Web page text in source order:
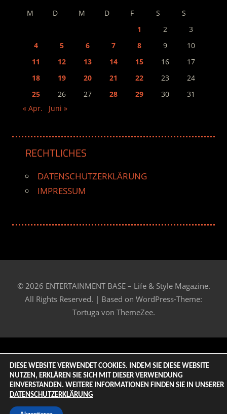
M D M D F S
S
1
2
3
4
5 6 7 8 9
10
11
12 13 14 15 16
17
18
19 20 21 22 23
24
25
26 27 28 29 30
31
« Apr.
Juni »
RECHTLICHES
DATENSCHUTZERKLÄRUNG
IMPRESSUM
© 2026 ENTERTAINMENT BASE – Life & Style Magazine.
All Rights Reserved. | Based on WordPress-Theme:
Tortuga von ThemeZee.
DIESE WEBSITE VERWENDET COOKIES. INDEM SIE DIESE WEBSITE
NUTZEN, ERKLÄREN SIE SICH MIT DIESER VERWENDUNG
EINVERSTANDEN. WEITERE INFORMATIONEN FINDEN SIE IN UNSERER
DATENSCHUTZERKLÄRUNG